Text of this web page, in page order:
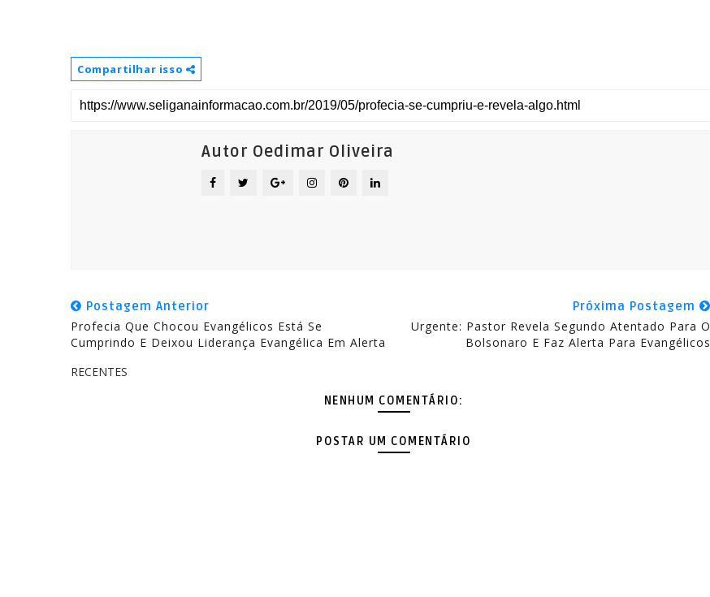
Compartilhar isso
Autor Oedimar Oliveira
Postagem Anterior
Profecia Que Chocou Evangélicos Está Se
Cumprindo E Deixou Liderança Evangélica Em Alerta
Próxima Postagem
Urgente: Pastor Revela Segundo Atentado Para O
Bolsonaro E Faz Alerta Para Evangélicos
RECENTES
NENHUM COMENTÁRIO:
POSTAR UM COMENTÁRIO